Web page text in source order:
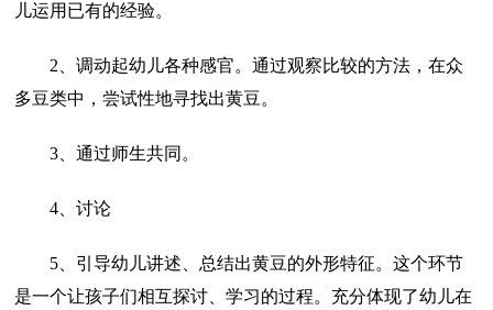
儿运用已有的经验。
2、调动起幼儿各种感官。通过观察比较的方法，在众
多豆类中，尝试性地寻找出黄豆。
3、通过师生共同。
4、讨论
5、引导幼儿讲述、总结出黄豆的外形特征。这个环节
是一个让孩子们相互探讨、学习的过程。充分体现了幼儿在